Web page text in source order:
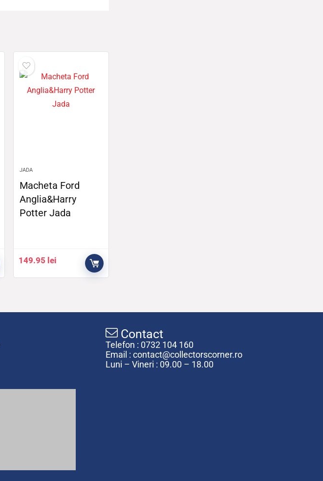
JADA
Macheta Ford
Anglia&Harry
Potter Jada
149.95 lei
Contact
Telefon : 0732 104 160
Email : contact@collectorscorner.ro
Luni – Vineri : 09.00 – 18.00